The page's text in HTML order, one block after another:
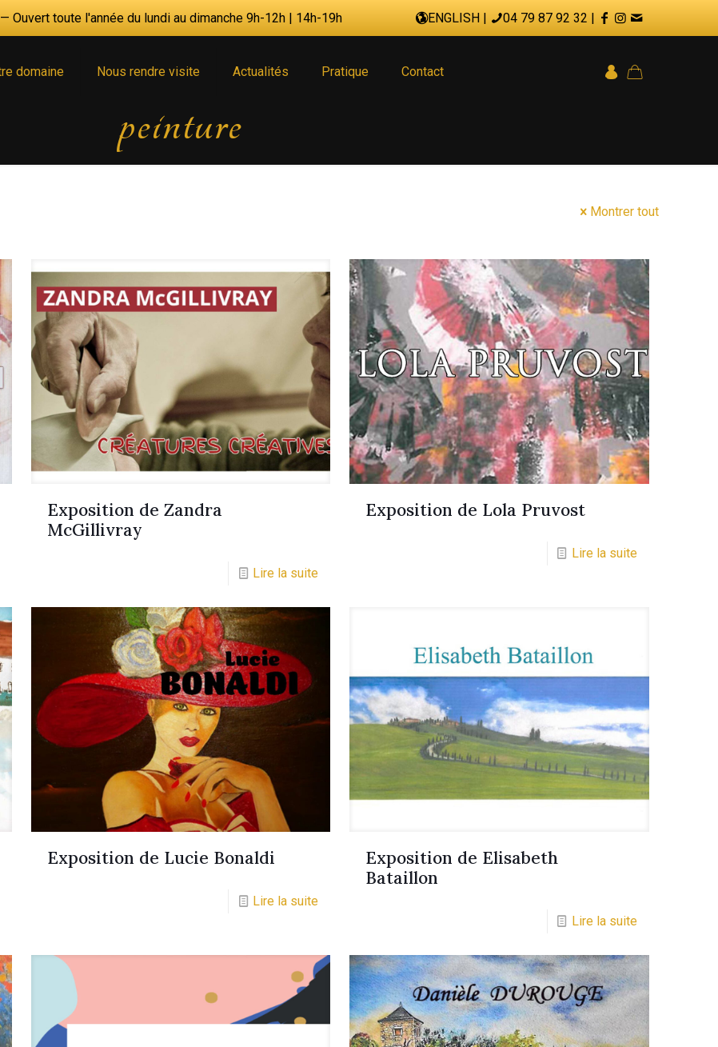
Ouvert toute l'année du lundi au dimanche 9h-12h | 14h-19h ENGLISH | 04 79 87 92 32 |
domaine Nous rendre visite Actualités Pratique Contact
peinture
Montrer tout
Exposition de Zandra
McGillivray
Lire la suite
Exposition de Lola Pruvost
Lire la suite
Exposition de Lucie Bonaldi
Lire la suite
Exposition de Elisabeth
Bataillon
Lire la suite